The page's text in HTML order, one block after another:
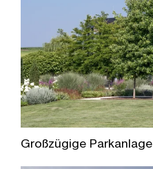
Großzügige Parkanlage